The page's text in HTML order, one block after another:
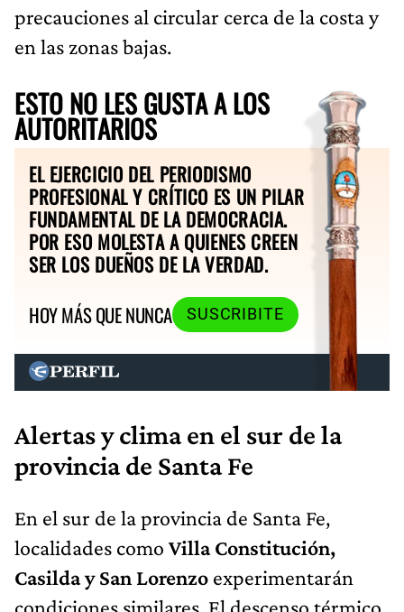
precauciones al circular cerca de la costa y
en las zonas bajas.
ESTO NO LES GUSTA A LOS
AUTORITARIOS
EL EJERCICIO DEL PERIODISMO
PROFESIONAL Y CRÍTICO ES UN PILAR
FUNDAMENTAL DE LA DEMOCRACIA.
POR ESO MOLESTA A QUIENES CREEN
SER LOS DUEÑOS DE LA VERDAD.
HOY MÁS QUE NUNCA
SUSCRIBITE
Alertas y clima en el sur de la
provincia de Santa Fe
En el sur de la provincia de Santa Fe,
localidades como Villa Constitución,
Casilda y San Lorenzo experimentarán